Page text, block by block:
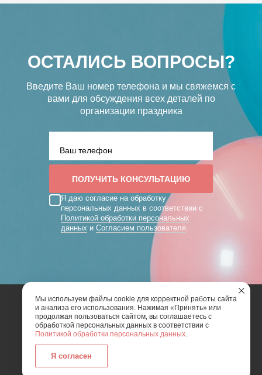
ОСТАЛИСЬ ВОПРОСЫ?
Введите Ваш номер телефона и мы свяжемся с
вами для обсуждения всех деталей по
организации праздника
Я даю согласие на обработку
персональных данных в соответствии с
Политикой обработки персональных
данных и Согласием пользователя.
2026 | Art Mix Show - творческая группа
Согласие пользователя сайта на обработку
персональных данных
Мы используем файлы cookie для корректной работы сайта
и анализа его использования. Нажимая «Принять» или
продолжая пользоваться сайтом, вы соглашаетесь с
обработкой персональных данных в соответствии с
Политикой обработки персональных данных.
Я согласен